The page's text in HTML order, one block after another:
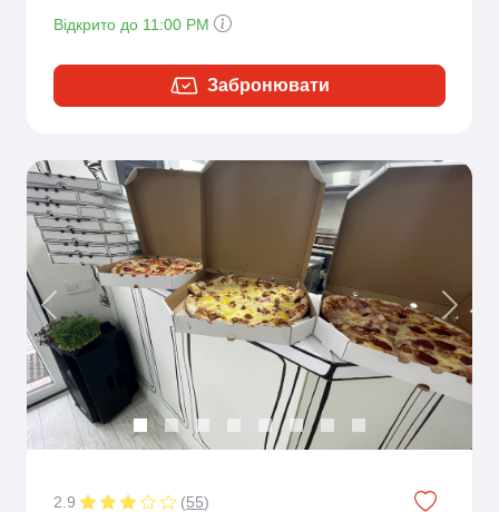
Відкрито до 11:00 PM
Забронювати
Previous Next
2.9 (55)